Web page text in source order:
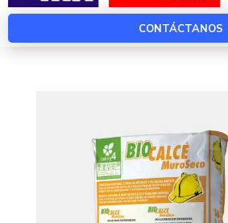
CONTÁCTANOS